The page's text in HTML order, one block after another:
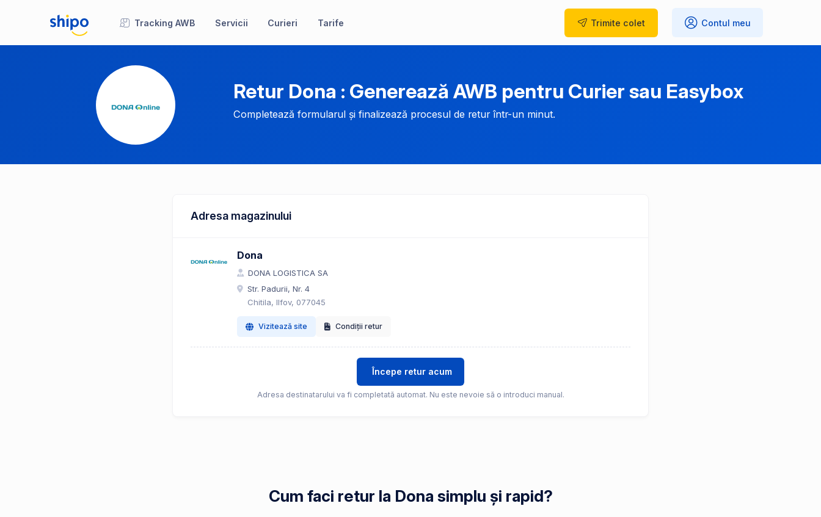
Tracking AWB Servicii Curieri Tarife Trimite colet Contul meu
Retur Dona : Generează AWB pentru Curier sau Easybox
Completează formularul și finalizează procesul de retur într-un minut.
Adresa magazinului
Dona
DONA LOGISTICA SA
Str. Padurii, Nr. 4
Chitila, Ilfov, 077045
Vizitează site Condiții retur
Începe retur acum
Adresa destinatarului va fi completată automat. Nu este nevoie să o introduci manual.
Cum faci retur la Dona simplu și rapid?